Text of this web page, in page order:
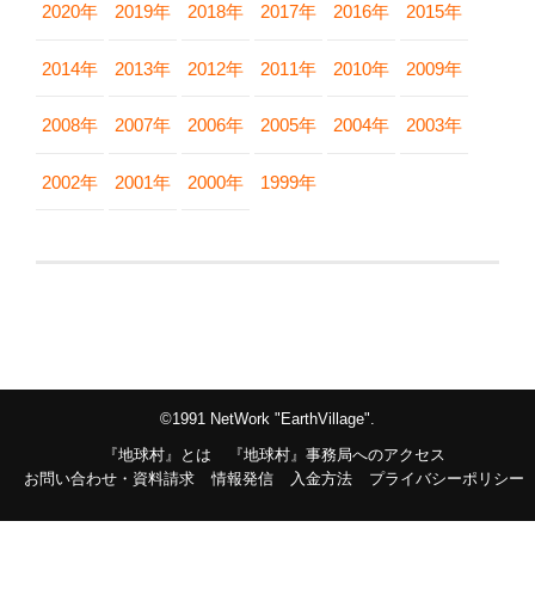
2020年 2019年 2018年 2017年 2016年 2015年
2014年 2013年 2012年 2011年 2010年 2009年
2008年 2007年 2006年 2005年 2004年 2003年
2002年 2001年 2000年 1999年
©1991 NetWork "EarthVillage".
『地球村』とは
『地球村』事務局へのアクセス
お問い合わせ・資料請求
情報発信 入金方法 プライバシーポリシー